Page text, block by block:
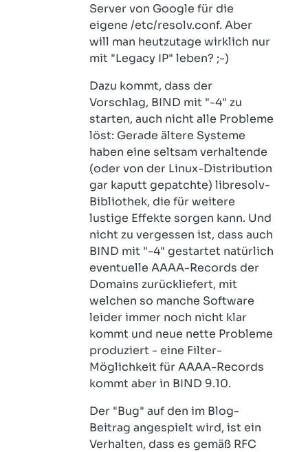
Server von Google für die
eigene /etc/resolv.conf. Aber
will man heutzutage wirklich nur
mit "Legacy IP" leben? ;-)
Dazu kommt, dass der
Vorschlag, BIND mit "-4" zu
starten, auch nicht alle Probleme
löst: Gerade ältere Systeme
haben eine seltsam verhaltende
(oder von der Linux-Distribution
gar kaputt gepatchte) libresolv-
Bibliothek, die für weitere
lustige Effekte sorgen kann. Und
nicht zu vergessen ist, dass auch
BIND mit "-4" gestartet natürlich
eventuelle AAAA-Records der
Domains zurückliefert, mit
welchen so manche Software
leider immer noch nicht klar
kommt und neue nette Probleme
produziert - eine Filter-
Möglichkeit für AAAA-Records
kommt aber in BIND 9.10.
Der "Bug" auf den im Blog-
Beitrag angespielt wird, ist ein
Verhalten, dass es gemäß RFC